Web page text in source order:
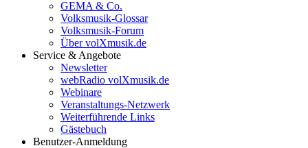
GEMA & Co.
Volksmusik-Glossar
Volksmusik-Forum
Über volXmusik.de
Service & Angebote
Newsletter
webRadio volXmusik.de
Webinare
Veranstaltungs-Netzwerk
Weiterführende Links
Gästebuch
Benutzer-Anmeldung